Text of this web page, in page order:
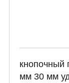
кнопочный
мм 30 мм